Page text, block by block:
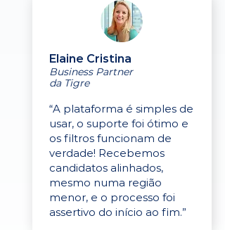
Elaine Cristina
Business Partner
da Tigre
“A plataforma é simples de
usar, o suporte foi ótimo e
os filtros funcionam de
verdade! Recebemos
candidatos alinhados,
mesmo numa região
menor, e o processo foi
assertivo do início ao fim.”